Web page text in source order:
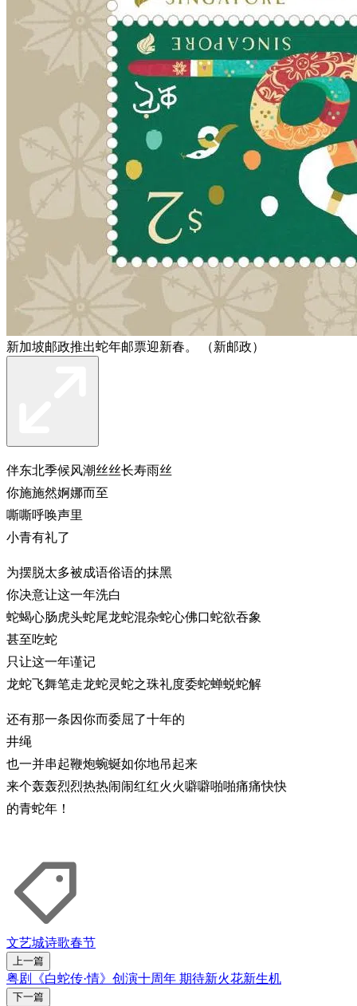
新加坡邮政推出蛇年邮票迎新春。 （新邮政）
伴东北季候风潮丝丝长寿雨丝
你施施然婀娜而至
嘶嘶呼唤声里
小青有礼了
为摆脱太多被成语俗语的抹黑
你决意让这一年洗白
蛇蝎心肠虎头蛇尾龙蛇混杂蛇心佛口蛇欲吞象
甚至吃蛇
只让这一年谨记
龙蛇飞舞笔走龙蛇灵蛇之珠礼度委蛇蝉蜕蛇解
还有那一条因你而委屈了十年的
井绳
也一并串起鞭炮蜿蜒如你地吊起来
来个轰轰烈烈热热闹闹红红火火噼噼啪啪痛痛快快
的青蛇年！
文艺城诗歌春节
上一篇
粤剧《白蛇传·情》创演十周年 期待新火花新生机
下一篇